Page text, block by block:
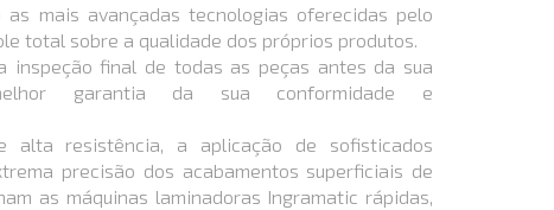
as mais avançadas tecnologias oferecidas pelo
total sobre a qualidade dos próprios produtos.
inspeção final de todas as peças antes da sua
garantia da sua conformidade e
alta resistência, a aplicação de sofisticados
precisão dos acabamentos superficiais de
as máquinas laminadoras Ingramatic rápidas,